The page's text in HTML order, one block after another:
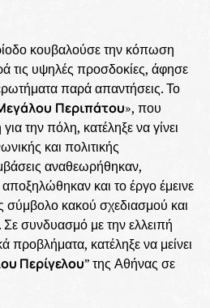
κουβαλούσε την κόπωση
τις υψηλές προσδοκίες, άφησε
παρά απαντήσεις. Το
Περιπάτου», που
την πόλη, κατέληξε να γίνει
και πολιτικής
αναθεωρήθηκαν,
και το έργο έμεινε
κακού σχεδιασμού και
συνδυασμό με την ελλειπή
προβλήματα, κατέληξε να μείνει
Περίγελου” της Αθήνας σε